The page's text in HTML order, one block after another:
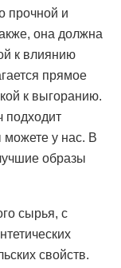
прочной и
она должна
к влиянию
прямое
к выгоранию.
подходит
у нас. В
образы
сырья, с
свойств.